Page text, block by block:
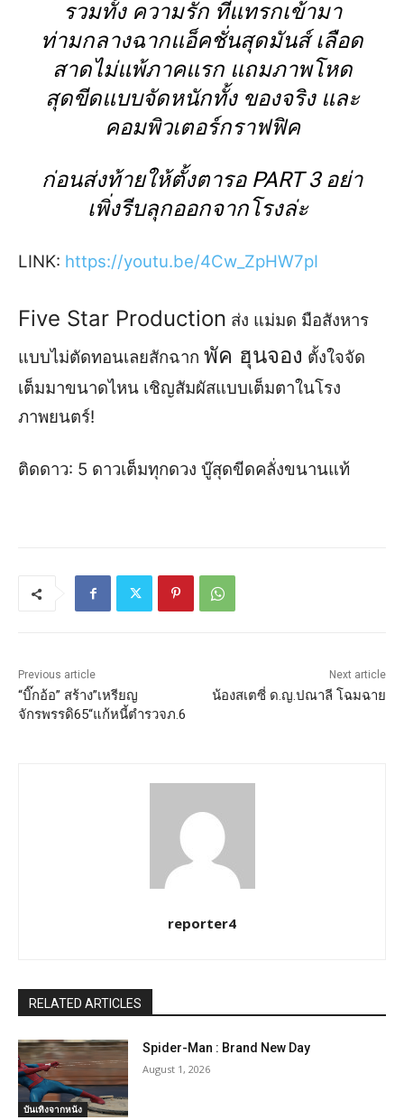
รวมทั้ง ความรักที่แทรกเข้ามา
ท่ามกลางฉากแอ็คชั่นสุดมันส์ เลือด
สาดไม่แพ้ภาคแรก แถมภาพโหด
สุดขีดแบบจัดหนักทั้ง ของจริง และ
คอมพิวเตอร์กราฟฟิค
ก่อนส่งท้ายให้ตั้งตารอ PART 3อย่า
เพิ่งรีบลุกออกจากโรงล่ะ
LINK: https://youtu.be/4Cw_ZpHW7pI
Five Star Production ส่ง แม่มด มือสังหาร
แบบไม่ตัดทอนเลยสักฉาก พัค ฮุนจอง ตั้งใจจัด
เต็มมาขนาดไหน เชิญสัมผัสแบบเต็มตาในโรง
ภาพยนตร์!
ติดดาว: 5 ดาวเต็มทุกดวง บู๊สุดขีดคลั่งขนานแท้
Previous article
“บิ๊กอ้อ” สร้าง”เหรียญ
จักรพรรดิ65“แก้หนี้ตำรวจภ.6
Next article
น้องสเตซี่ ด.ญ.ปณาลี โฉมฉาย
reporter4
RELATED ARTICLES
บันเทิงจากหนัง
Spider-Man : Brand New Day
August 1, 2026